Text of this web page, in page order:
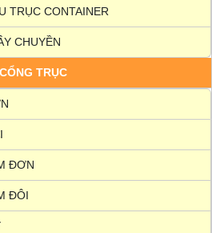
TRỤC CONTAINER
CHUYỀN
CỔNG TRỤC
ĐƠN
ĐÔI